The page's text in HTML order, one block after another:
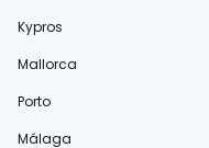
Kypros
Mallorca
Porto
Málaga